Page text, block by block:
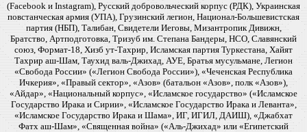
(Facebook и Instagram), Русский добровольческий корпус (РДК), Украинская
повстанческая армия (УПА), Грузинский легион, Национал-Большевистская
партия (НБП), Талибан, Свидетели Иеговы, Мизантропик Дивижн,
Братство, Артподготовка, Тризуб им. Степана Бандеры, НСО, Славянский
союз, Формат-18, Хизб ут-Тахрир, Исламская партия Туркестана, Хайят
Тахрир аш-Шам, Таухид валь-Джихад, АУЕ, Братья мусульмане, Легион
«Свобода России» («Легион Свобода России»), «Чеченская Республика
Ичкерия», «Правый сектор», «Азов» (батальон «Азов», полк «Азов»),
«Айдар», «Национальный корпус», «Исламское государство» («Исламское
Государство Ирака и Сирии», «Исламское Государство Ирака и Леванта»,
«Исламское Государство Ирака и Шама», ИГ, ИГИЛ, ДАИШ), «Джабхат
Фатх аш-Шам», «Священная война» («Аль-Джихад» или «Египетский